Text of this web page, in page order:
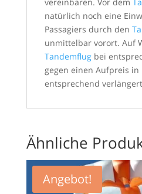
natürlich noch eine
Passagiers durch den
unmittelbar vorort. Auf
Tandemflugbei
gegen einen Aufpreis in
entsprechend
Ähnliche
Angebot!